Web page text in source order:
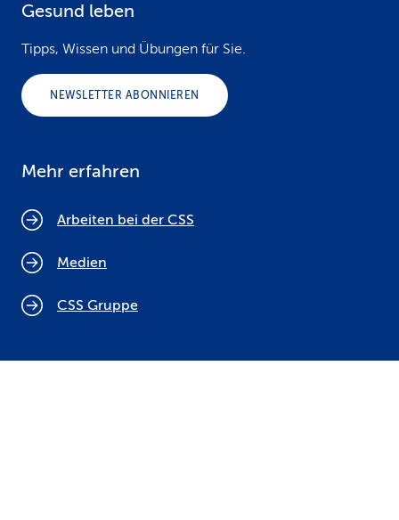
Gesund leben
Tipps, Wissen und Übungen für Sie.
NEWSLETTER ABONNIEREN
Mehr erfahren
Arbeiten bei der CSS
Medien
CSS Gruppe